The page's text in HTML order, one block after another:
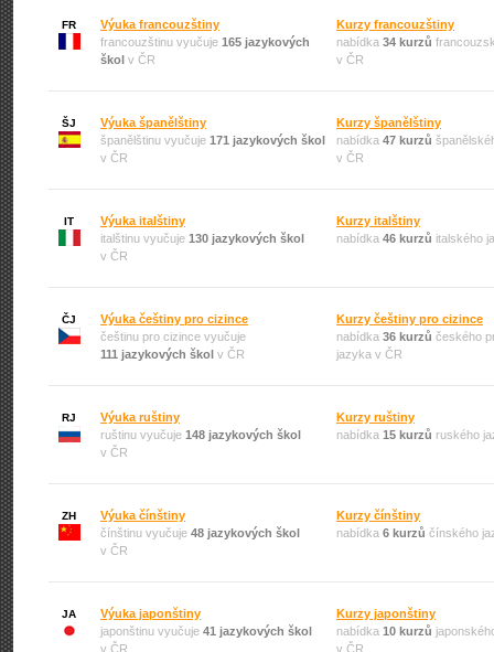
FR
Výuka francouzštiny
francouzštinu vyučuje 165 jazykových
škol v ČR
Kurzy francouzštiny
nabídka 34 kurzů
v ČR
ŠJ
Výuka španělštiny
španělštinu vyučuje 171 jazykových škol
v ČR
Kurzy španělštiny
nabídka 47 kurzů
v ČR
IT
Výuka italštiny
italštinu vyučuje 130 jazykových škol
v ČR
Kurzy italštiny
nabídka 46 kurzů italského
ČJ
Výuka češtiny pro cizince
češtinu pro cizince vyučuje
111 jazykových škol v ČR
Kurzy češtiny pro cizince
nabídka 36 kurzů českého
jazyka v ČR
RJ
Výuka ruštiny
ruštinu vyučuje 148 jazykových škol
v ČR
Kurzy ruštiny
nabídka 15 kurzů ruského
ZH
Výuka čínštiny
čínštinu vyučuje 48 jazykových škol
v ČR
Kurzy čínštiny
nabídka 6 kurzů čínského
JA
Výuka japonštiny
japonštinu vyučuje 41 jazykových škol
v ČR
Kurzy japonštiny
nabídka 10 kurzů
v ČR